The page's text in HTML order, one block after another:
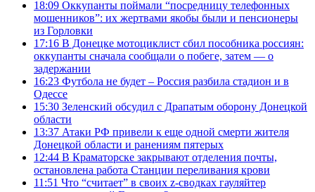
18:09 Оккупанты поймали “посредницу телефонных
мошенников”: их жертвами якобы были и пенсионеры
из Горловки
17:16 В Донецке мотоциклист сбил пособника россиян:
оккупанты сначала сообщали о побеге, затем — о
задержании
16:23 Футбола не будет – Россия разбила стадион и в
Одессе
15:30 Зеленский обсудил с Драпатым оборону Донецкой
области
13:37 Атаки РФ привели к еще одной смерти жителя
Донецкой области и ранениям пятерых
12:44 В Краматорске закрывают отделения почты,
остановлена работа Станции переливания крови
11:51 Что “считает” в своих z-сводках гауляйтер